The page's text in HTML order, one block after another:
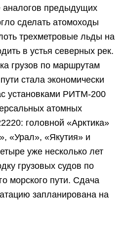
аналогов предыдущих
сделать атомоходы
трехметровые льды на
в устья северных рек.
грузов по маршрутам
стала экономически
установками РИТМ-200
атомных
головной «Арктика»
«Урал», «Якутия» и
уже несколько лет
грузовых судов по
морского пути. Сдача
запланирована на